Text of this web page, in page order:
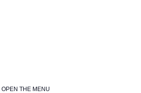
OPEN THE MENU